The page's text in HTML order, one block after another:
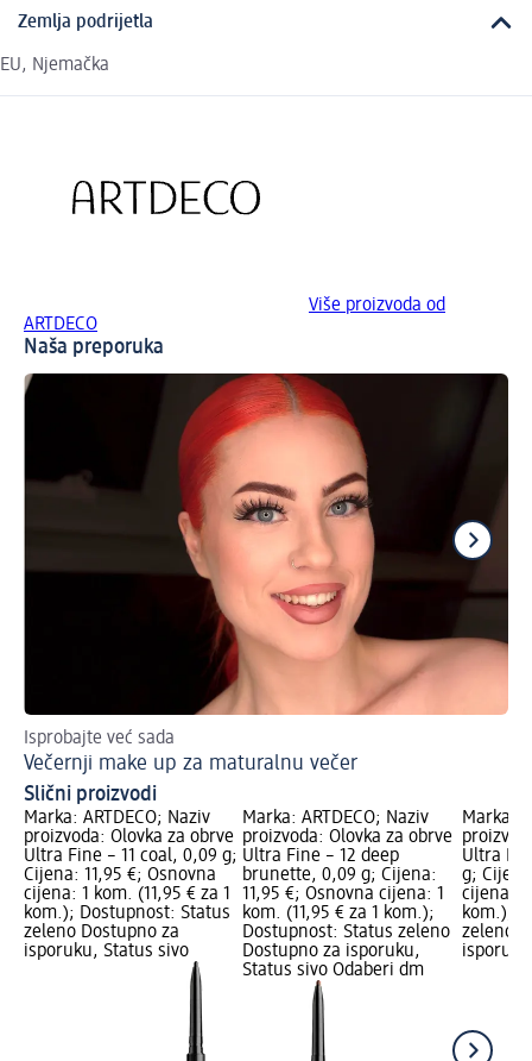
Zemlja podrijetla
EU, Njemačka
Više proizvoda od
ARTDECO
Naša preporuka
Isprobajte već sada
Večernji make up za maturalnu večer
Slični proizvodi
Marka: ARTDECO; Naziv
proizvoda: Olovka za obrve
Ultra Fine – 11 coal, 0,09 g;
Cijena: 11,95 €; Osnovna
cijena: 1 kom. (11,95 € za 1
kom.); Dostupnost: Status
zeleno Dostupno za
isporuku, Status sivo
Marka: ARTDECO; Naziv
proizvoda: Olovka za obrve
Ultra Fine – 12 deep
brunette, 0,09 g; Cijena:
11,95 €; Osnovna cijena: 1
kom. (11,95 € za 1 kom.);
Dostupnost: Status zeleno
Dostupno za isporuku,
Status sivo Odaberi dm
Marka:
Ultra
g;
cijena: 1
kom.);
zeleno